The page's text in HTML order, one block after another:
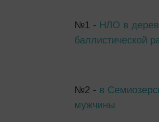
№1 - НЛО в
баллистической
№2 - в
мужчины